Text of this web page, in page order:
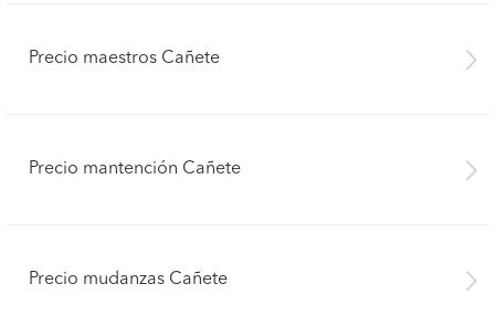
Precio maestros Cañete
Precio mantención Cañete
Precio mudanzas Cañete